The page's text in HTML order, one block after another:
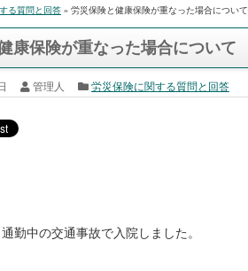
る質問と回答 » 労災保険と健康保険が重なった場合について
康保険が重なった場合について
管理人 労災保険に関する質問と回答
勤中の交通事故で入院しました。